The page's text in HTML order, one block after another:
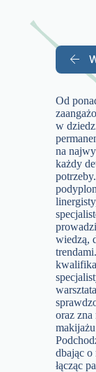
Od
w
na
każdy
wiedzą,
oraz
dbając o
łącząc